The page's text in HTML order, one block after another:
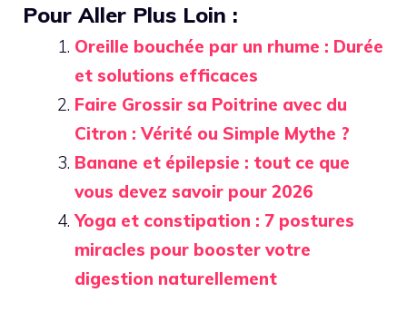
Pour Aller Plus Loin :
Oreille bouchée par un rhume : Durée
et solutions efficaces
Faire Grossir sa Poitrine avec du
Citron : Vérité ou Simple Mythe ?
Banane et épilepsie : tout ce que
vous devez savoir pour 2026
Yoga et constipation : 7 postures
miracles pour booster votre
digestion naturellement